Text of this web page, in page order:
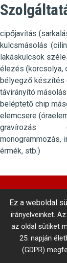
cipőjavítás
kulcsmásolás
lakáskulcsok
élezés (korcsolya,
bélyegző készítés
távirányító másolás
beléptető chip
elemcsere
gravírozás
monogrammozás,
érmék, stb.)
MISTER
Minden
Vállalási
Ez a weboldal
irányelveinket.
az oldal sütiket
25. napján
(GDPR)